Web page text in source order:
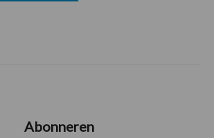
Abonneren